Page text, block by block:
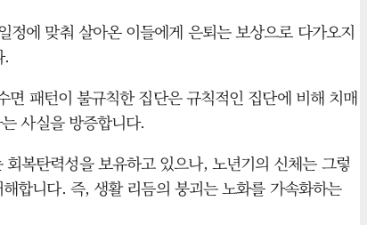
정에 맞춰 살아온 이들에게 은퇴는 보상으로 다가오지
.
패턴이 불규칙한 집단은 규칙적인 집단에 비해 치매
사실을 방증합니다.
복탄력성을 보유하고 있으나, 노년기의 신체는 그렇
합니다. 즉, 생활 리듬의 붕괴는 노화를 가속화하는